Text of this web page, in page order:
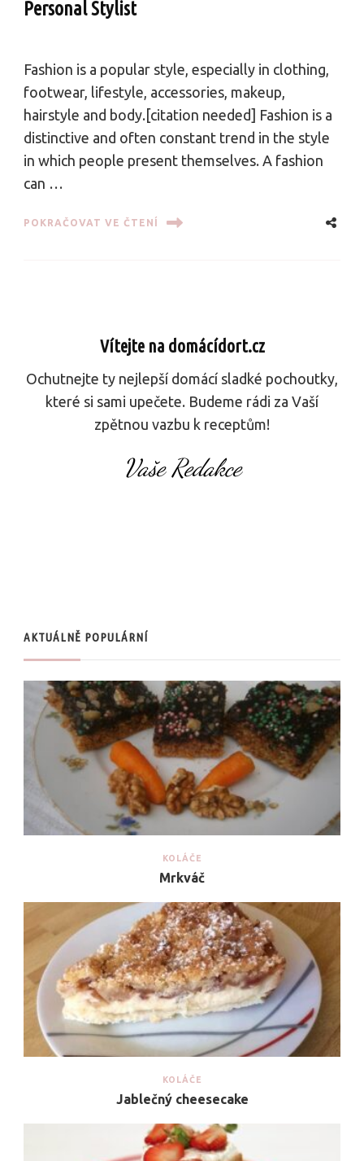
Personal Stylist
Fashion is a popular style, especially in clothing,
footwear, lifestyle, accessories, makeup,
hairstyle and body.[citation needed] Fashion is a
distinctive and often constant trend in the style
in which people present themselves. A fashion
can …
POKRAČOVAT VE ČTENÍ
Vítejte na domácídort.cz
Ochutnejte ty nejlepší domácí sladké pochoutky,
které si sami upečete. Budeme rádi za Vaší
zpětnou vazbu k receptům!
Vaše Redakce
AKTUÁLNĚ POPULÁRNÍ
KOLÁČE
Mrkváč
KOLÁČE
Jablečný cheesecake